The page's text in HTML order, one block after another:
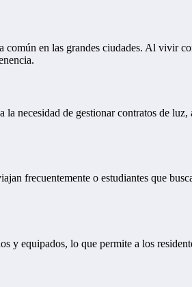
en las grandes ciudades. Al vivir
necesidad de gestionar contratos de
frecuentemente o estudiantes que
y equipados, lo que permite a los